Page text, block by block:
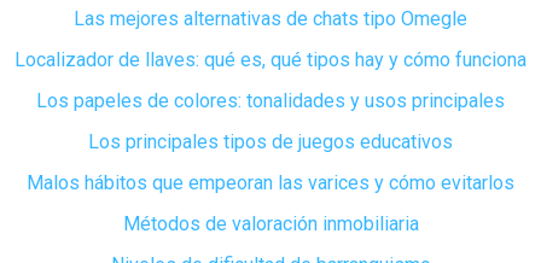
Las mejores alternativas de chats tipo Omegle
Localizador de llaves: qué es, qué tipos hay y cómo funciona
Los papeles de colores: tonalidades y usos principales
Los principales tipos de juegos educativos
Malos hábitos que empeoran las varices y cómo evitarlos
Métodos de valoración inmobiliaria